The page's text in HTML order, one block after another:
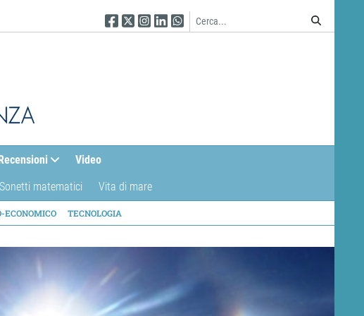
Seguici su Facebook
Seguici su Twitter
Seguici su Instagram
Seguici su Linkedin
Seguici su WhatsApp
Video
Sonetti matematici Vita di mare
ECONOMICO TECNOLOGIA